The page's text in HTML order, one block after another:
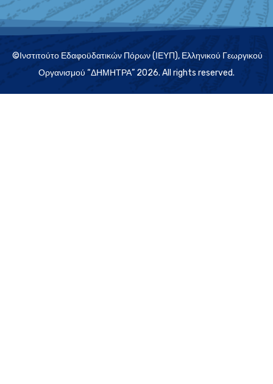
©Ινστιτούτο Εδαφοϋδατικών Πόρων (ΙΕΥΠ), Ελληνικού Γεωργικού
Οργανισμού “ΔΗΜΗΤΡΑ” 2026. All rights reserved.